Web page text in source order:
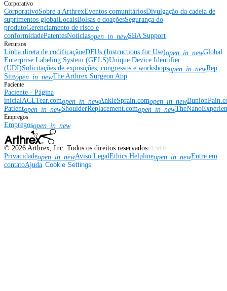
Corporativo
CorporativoSobre a ArthrexEventos comunitáriosDivulgação da cadeia de
suprimentos globalLocaisBolsas e doaçõesSegurança do
produtoGerenciamento de risco e
conformidadePatentesNotíciasopen_in_newSBA Support
Recursos
Linha direta de codificaçãoeDFUs (Instructions for Use)open_in_newGlobal
Enterprise Labeling System (GELS)Unique Device Identifier
(UDI)Solicitações de exposições, congressos e workshopsopen_in_newRep
Siteopen_in_newThe Arthrex Surgeon App
Paciente
Paciente - Página
inicialACLTear.comopen_in_newAnkleSprain.comopen_in_new
Patientopen_in_newShoulderReplacement.comopen_in_new
Empregos
Empregosopen_in_new
© 2026 Arthrex, Inc. Todos os direitos reservadosv3.56.0
Privacidadeopen_in_newAviso LegalEthics Helplineopen_in_newEntre em
contatoAjuda Cookie Settings